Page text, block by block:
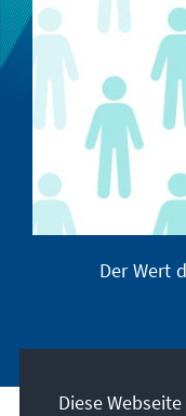
Der Wert
Diese